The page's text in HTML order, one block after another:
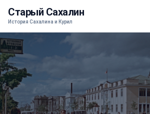
Старый Сахалин
История Сахалина и Курил